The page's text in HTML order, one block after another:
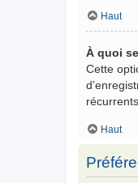
Haut
À quoi
Cette
Haut